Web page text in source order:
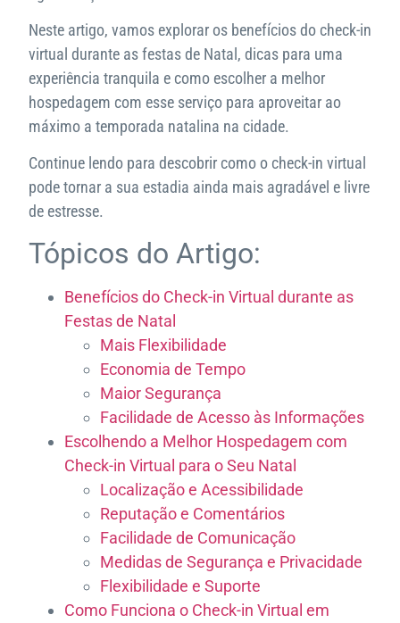
Neste artigo, vamos explorar os benefícios do check-in
virtual durante as festas de Natal, dicas para uma
experiência tranquila e como escolher a melhor
hospedagem com esse serviço para aproveitar ao
máximo a temporada natalina na cidade.
Continue lendo para descobrir como o check-in virtual
pode tornar a sua estadia ainda mais agradável e livre
de estresse.
Tópicos do Artigo:
Benefícios do Check-in Virtual durante as
Festas de Natal
Mais Flexibilidade
Economia de Tempo
Maior Segurança
Facilidade de Acesso às Informações
Escolhendo a Melhor Hospedagem com
Check-in Virtual para o Seu Natal
Localização e Acessibilidade
Reputação e Comentários
Facilidade de Comunicação
Medidas de Segurança e Privacidade
Flexibilidade e Suporte
Como Funciona o Check-in Virtual em